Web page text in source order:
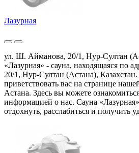
Лазурная
ул. Ш. Айманова, 20/1, Нур-Султан
«Лазурная» - сауна, находящаяся по
20/1, Нур-Султан (Астана),
приветствовать вас на странице
Астана. Здесь вы можете
информацией о нас. Сауна
отдохнуть, расслабиться и получить